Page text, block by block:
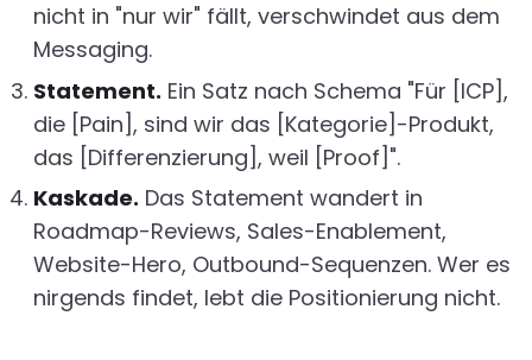
nicht in "nur wir" fällt, verschwindet aus dem
Messaging.
Statement. Ein Satz nach Schema "Für [ICP],
die [Pain], sind wir das [Kategorie]-Produkt,
das [Differenzierung], weil [Proof]".
Kaskade. Das Statement wandert in
Roadmap-Reviews, Sales-Enablement,
Website-Hero, Outbound-Sequenzen. Wer es
nirgends findet, lebt die Positionierung nicht.